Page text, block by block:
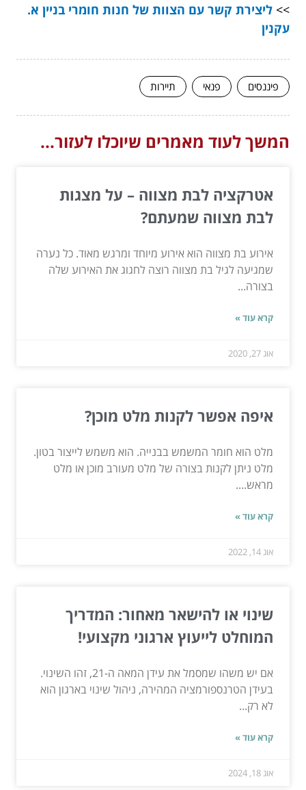
>> ליצירת קשר עם הצוות של חנות חומרי בניין א.
עקנין
פיננסים פנאי תיירות
המשך לעוד מאמרים שיוכלו לעזור...
אטרקציה לבת מצווה – על מצגות
לבת מצווה שמעתם?
אירוע בת מצווה הוא אירוע מיוחד ומרגש מאוד. כל נערה
שמגיעה לגיל בת מצווה רוצה לחגוג את האירוע שלה
בצורה...
קרא עוד »
אוג 27, 2020
איפה אפשר לקנות מלט מוכן?
מלט הוא חומר המשמש בבנייה. הוא משמש לייצור בטון.
מלט ניתן לקנות בצורה של מלט מעורב מוכן או מלט
מראש....
קרא עוד »
אוג 14, 2022
שינוי או להישאר מאחור: המדריך
המוחלט לייעוץ ארגוני מקצועי!
אם יש משהו שמסמל את עידן המאה ה-21, זהו השינוי.
בעידן הטרנספורמציה המהירה, ניהול שינוי בארגון הוא
לא רק...
קרא עוד »
אוג 18, 2024